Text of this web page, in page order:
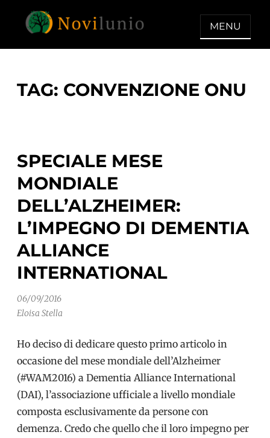
NOVILUNIO
Un aiuto con concreto dopo la
MENU
TAG: CONVENZIONE ONU
SPECIALE MESE
MONDIALE
DELL’ALZHEIMER:
L’IMPEGNO DI DEMENTIA
ALLIANCE
INTERNATIONAL
06/09/2016
Eloisa Stella
Ho deciso di dedicare questo primo articolo in
occasione del mese mondiale dell’Alzheimer
(#WAM2016) a Dementia Alliance International
(DAI), l’associazione ufficiale a livello mondiale
composta esclusivamente da persone con
demenza. Credo che quello che il loro impegno per